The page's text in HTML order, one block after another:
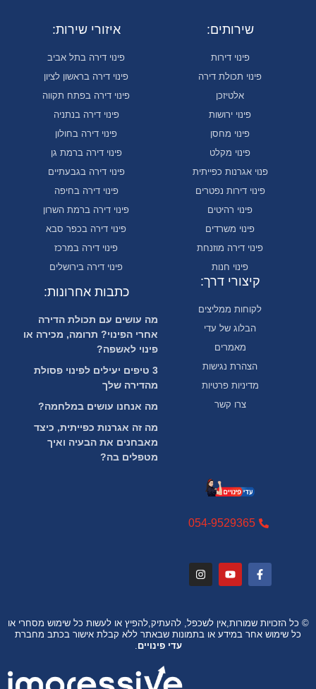
שירותים:
פינוי דירות
פינוי תכולת דירה
אלטיזכן
פינוי ירושות
פינוי מחסן
פינוי מקלט
פנוי אגרנות כפייתית
פינוי דירות נפטרים
פינוי רהיטים
פינוי משרדים
פינוי דירה מוזנחת
פינוי חנות
איזורי שירות:
פינוי דירה בתל אביב
פינוי דירה בראשון לציון
פינוי דירה בפתח תקווה
פינוי דירה בנתניה
פינוי דירה בחולון
פינוי דירה ברמת גן
פינוי דירה בגבעתיים
פינוי דירה בחיפה
פינוי דירה ברמת השרון
פינוי דירה בכפר סבא
פינוי דירה במרכז
פינוי דירה בירושלים
קיצורי דרך:
לקוחות ממליצים
הבלוג של עדי
מאמרים
הצהרת נגישות
מדיניות פרטיות
צרו קשר
כתבות אחרונות:
מה עושים עם תכולת הדירה
אחרי הפינוי? תרומה, מכירה או
פינוי לאשפה?
3 טיפים יעילים לפינוי פסולת
מהדירה שלך
מה אנחנו עושים במלחמה?
מה זה אגרנות כפייתית, כיצד
מאבחנים את הבעיה ואיך
מטפלים בה?
054-9529365
© כל הזכויות שמורות,אין לשכפל, להעתיק,להפיץ או לעשות כל שימוש מסחרי או
כל שימוש אחר במידע או בתמונות שבאתר ללא קבלת אישור בכתב מחברת
עדי פינויים.